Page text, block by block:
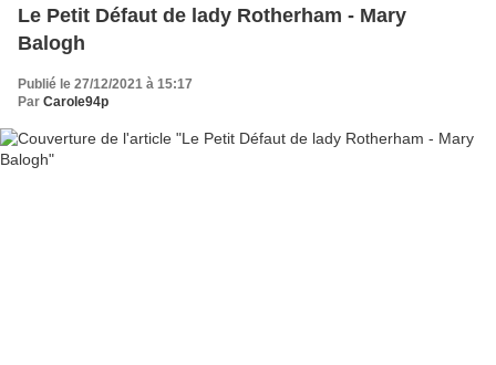
Le Petit Défaut de lady Rotherham - Mary
Balogh
Publié le 27/12/2021 à 15:17
Par Carole94p